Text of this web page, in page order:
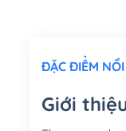
ĐẶC ĐIỂM
Giới